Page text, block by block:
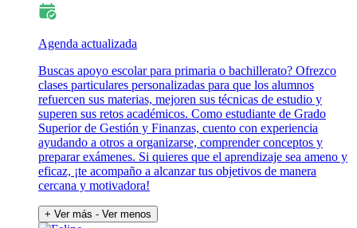
Agenda actualizada
Buscas apoyo escolar para primaria o bachillerato? Ofrezco
clases particulares personalizadas para que los alumnos
refuercen sus materias, mejoren sus técnicas de estudio y
superen sus retos académicos. Como estudiante de Grado
Superior de Gestión y Finanzas, cuento con experiencia
ayudando a otros a organizarse, comprender conceptos y
preparar exámenes. Si quieres que el aprendizaje sea ameno y
eficaz, ¡te acompaño a alcanzar tus objetivos de manera
cercana y motivadora!
+ Ver más - Ver menos